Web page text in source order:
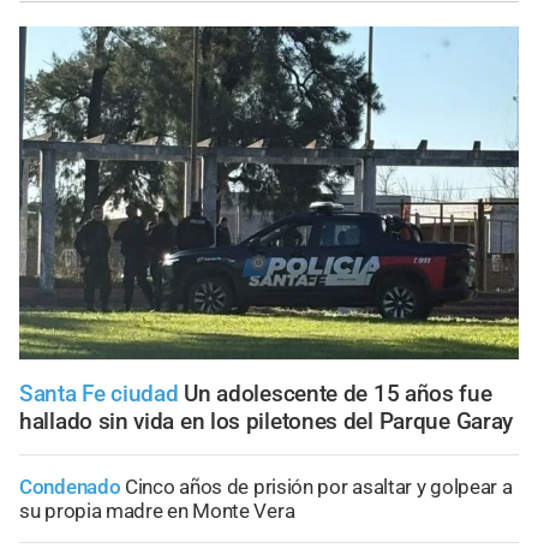
Santa Fe ciudad Un adolescente de 15 años fue
hallado sin vida en los piletones del Parque Garay
Condenado Cinco años de prisión por asaltar y golpear a
su propia madre en Monte Vera